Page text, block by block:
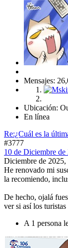
Mensajes:
Ubicación:
En línea
Re:¿Cuál es la
#3777
10 de Diciembre
Diciembre de
He renovado mi
la recomiendo,
De hecho, ojalá
ver si así los
A 1 persona